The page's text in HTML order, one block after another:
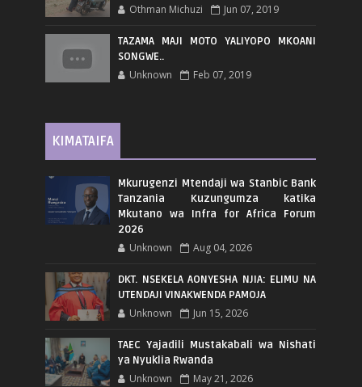
Othman Michuzi Jun 07, 2019
TAZAMA MAJI MOTO YALIYOPO MKOANI
SONGWE..
Unknown Feb 07, 2019
KIMATAIFA
Mkurugenzi Mtendaji wa Stanbic Bank
Tanzania Kuzungumza katika
Mkutano wa Infra for Africa Forum
2026
Unknown Aug 04, 2026
DKT. NSEKELA AONYESHA NJIA: ELIMU NA
UTENDAJI VINAKWENDA PAMOJA
Unknown Jun 15, 2026
TAEC Yajadili Mustakabali wa Nishati
ya Nyuklia Rwanda
Unknown May 21, 2026